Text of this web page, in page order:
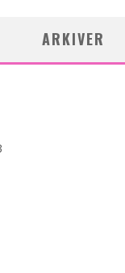
ARKIVER